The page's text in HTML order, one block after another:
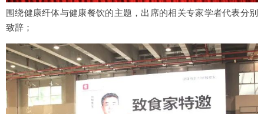
围绕健康纤体与健康餐饮的主题，出席的相关专家学者代表分别
致辞；